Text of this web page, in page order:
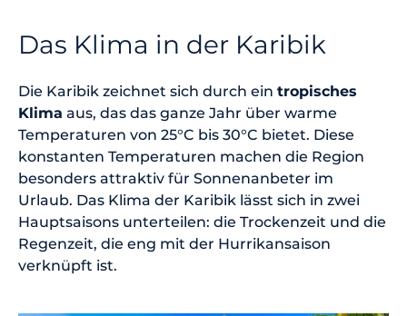
Das Klima in der Karibik
Die Karibik zeichnet sich durch ein tropisches
Klima aus, das das ganze Jahr über warme
Temperaturen von 25°C bis 30°C bietet. Diese
konstanten Temperaturen machen die Region
besonders attraktiv für Sonnenanbeter im
Urlaub. Das Klima der Karibik lässt sich in zwei
Hauptsaisons unterteilen: die Trockenzeit und die
Regenzeit, die eng mit der Hurrikansaison
verknüpft ist.